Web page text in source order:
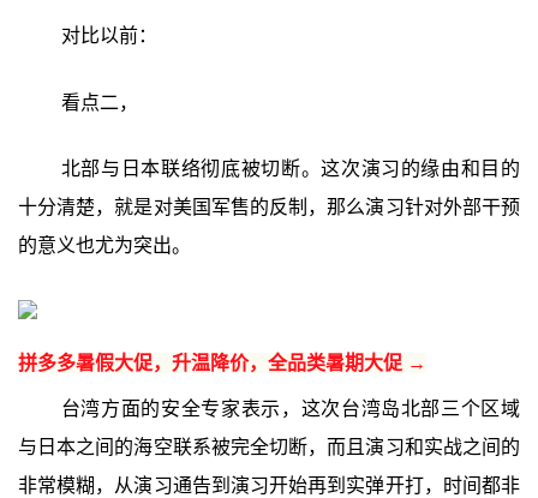
对比以前：
看点二，
北部与日本联络彻底被切断。这次演习的缘由和目的
十分清楚，就是对美国军售的反制，那么演习针对外部干预
的意义也尤为突出。
拼多多暑假大促，升温降价，全品类暑期大促 →
台湾方面的安全专家表示，这次台湾岛北部三个区域
与日本之间的海空联系被完全切断，而且演习和实战之间的
非常模糊，从演习通告到演习开始再到实弹开打，时间都非